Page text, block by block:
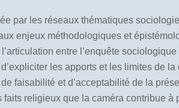
par les réseaux thématiques
enjeux méthodologiques et
entre l’enquête
les apports et les limites de
faisabilité et d’acceptabilité de la
faits religieux que la caméra contribue